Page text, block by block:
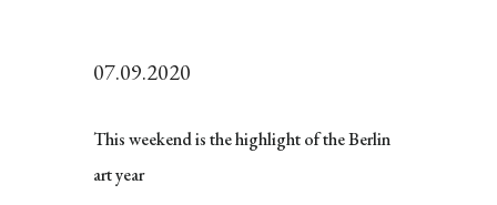
07.09.2020
This weekend is the highlight of the Berlin
art year